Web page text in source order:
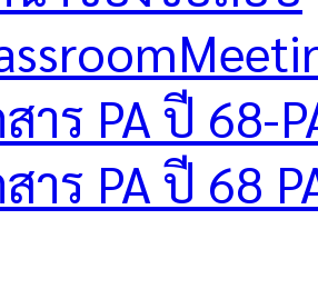
าร PA ปี 68-
าร PA ปี 68